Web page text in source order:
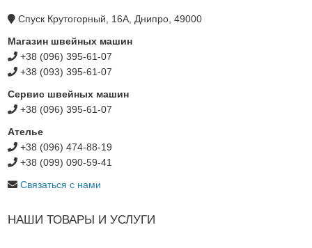
Спуск Крутогорный, 16А, Днипро, 49000
Магазин швейных машин
+38 (096) 395-61-07
+38 (093) 395-61-07
Сервис швейных машин
+38 (096) 395-61-07
Ателье
+38 (096) 474-88-19
+38 (099) 090-59-41
Связаться с нами
НАШИ ТОВАРЫ И УСЛУГИ